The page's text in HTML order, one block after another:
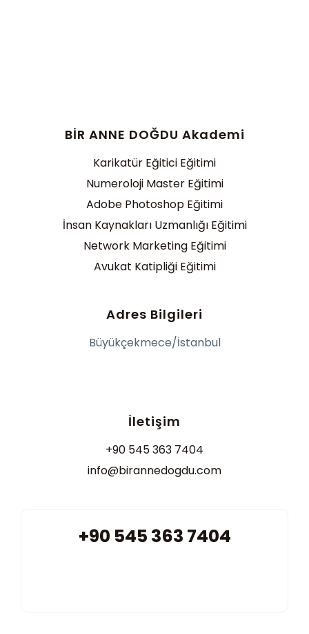
BİR ANNE DOĞDU Akademi
Karikatür Eğitici Eğitimi
Numeroloji Master Eğitimi
Adobe Photoshop Eğitimi
İnsan Kaynakları Uzmanlığı Eğitimi
Network Marketing Eğitimi
Avukat Katipliği Eğitimi
Adres Bilgileri
Büyükçekmece/İstanbul
İletişim
+90 545 363 7404
info@birannedogdu.com
+90 545 363 7404